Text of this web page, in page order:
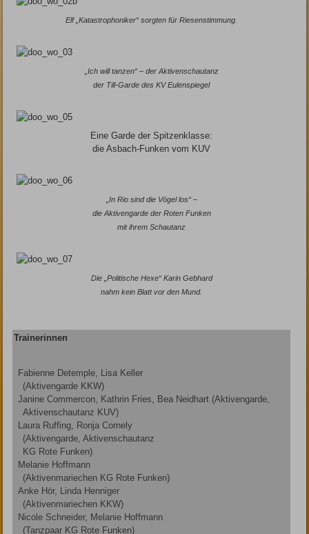
Elf „Katastrophoniker“ sorgten für Riesenstimmung.
„Ich will tanzen“ – der Aktivenschautanz
der Till-Garde des KV Eulenspiegel
Eine Garde der Spitzenklasse:
die Asbach-Funken vom KUV
„In Rio sind die Vögel los“ –
die Aktivengarde der Roten Funken
mit ihrem Schautanz
Die „Politische Hexe“ Karin Gebhard
nahm kein Blatt vor den Mund.
Trainerinnen
Fabienne Detemple, Lisa Keller
(Aktivengarde KKW)
Janine Commercon, Kathrin Fries, Bea Neidhart (Aktivengarde,
Aktivenschautanz KUV)
Laura Ruffing, Ronja Cornely
(Aktivengarde, Aktivenschautanz
KG Rote Funken)
Melanie Hoffmann
(Aktivenmariechen KG Rote Funken)
Anke Hör, Linda Henniger
(Aktivenmariechen KKW)
Nicole Schneider, Melanie Hoffmann
(Tanzpaar KG Rote Funken)